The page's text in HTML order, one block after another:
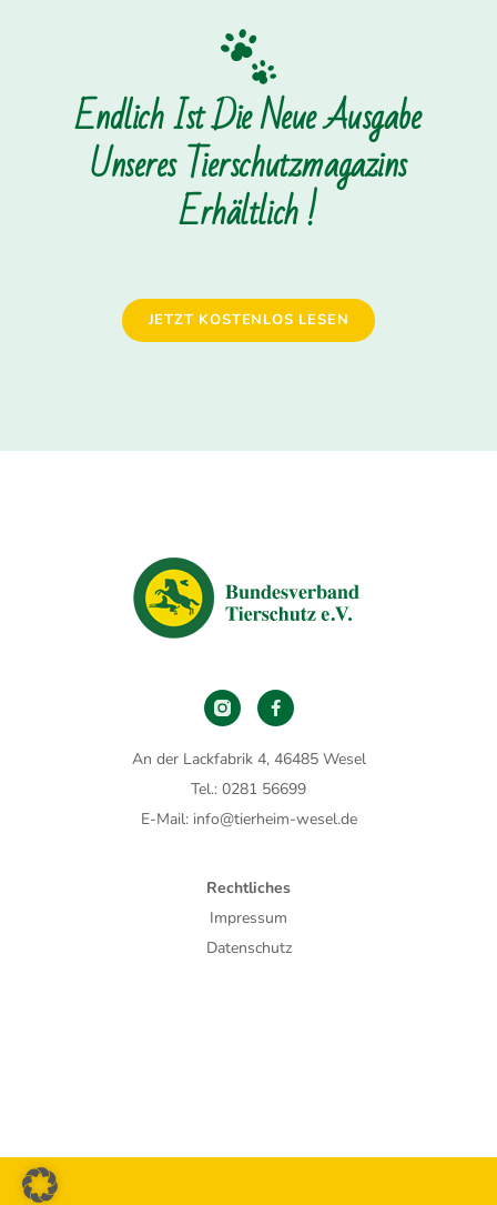
Endlich Ist Die Neue Ausgabe
Unseres Tierschutzmagazins
Erhältlich !
JETZT KOSTENLOS LESEN
An der Lackfabrik 4, 46485 Wesel
Tel.: 0281 56699
E-Mail: info@tierheim-wesel.de
Rechtliches
Impressum
Datenschutz